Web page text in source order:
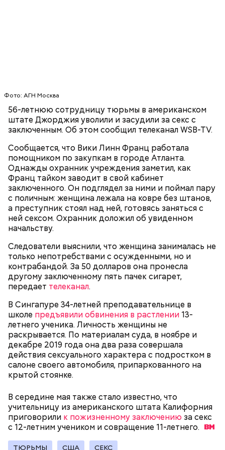
Фото: АГН Москва
56-летнюю сотрудницу тюрьмы в американском
штате Джорджия уволили и засудили за секс с
заключенным. Об этом сообщил телеканал WSB-TV.
Сообщается, что Вики Линн Франц работала
помощником по закупкам в городе Атланта.
Однажды охранник учреждения заметил, как
Франц тайком заводит в свой кабинет
заключенного. Он подглядел за ними и поймал пару
с поличным: женщина лежала на ковре без штанов,
а преступник стоял над ней, готовясь заняться с
ней сексом. Охранник доложил об увиденном
начальству.
Следователи выяснили, что женщина занималась не
только непотребствами с осужденными, но и
контрабандой. За 50 долларов она пронесла
другому заключенному пять пачек сигарет,
передает телеканал.
В Сингапуре 34-летней преподавательнице в
школе предъявили обвинения в растлении 13-
летнего ученика. Личность женщины не
раскрывается. По материалам суда, в ноябре и
декабре 2019 года она два раза совершала
действия сексуального характера с подростком в
салоне своего автомобиля, припаркованного на
крытой стоянке.
В середине мая также стало известно, что
учительницу из американского штата Калифорния
приговорили к пожизненному заключению за секс
с 12-летним учеником и совращение 11-летнего.
ТЮРЬМЫ США СЕКС
Температура воды здесь круглый год составляет
36 градусов, поэтому купаться в этих источниках
Остров Сокотра, Йемен
Фото: Shutterstock